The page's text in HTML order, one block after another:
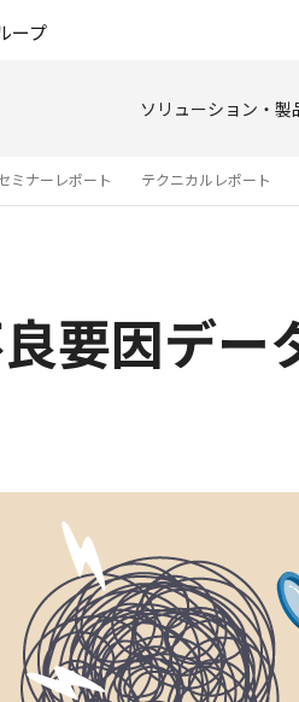
ープ
ソリューション・製
ミナーレポート テクニカルレポート
要因デー